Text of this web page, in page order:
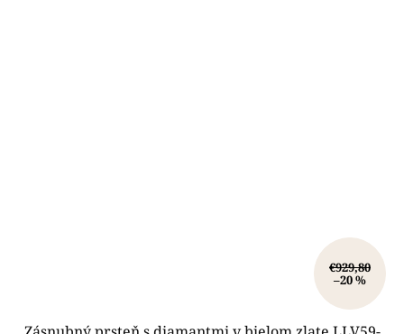
€929,80
–20 %